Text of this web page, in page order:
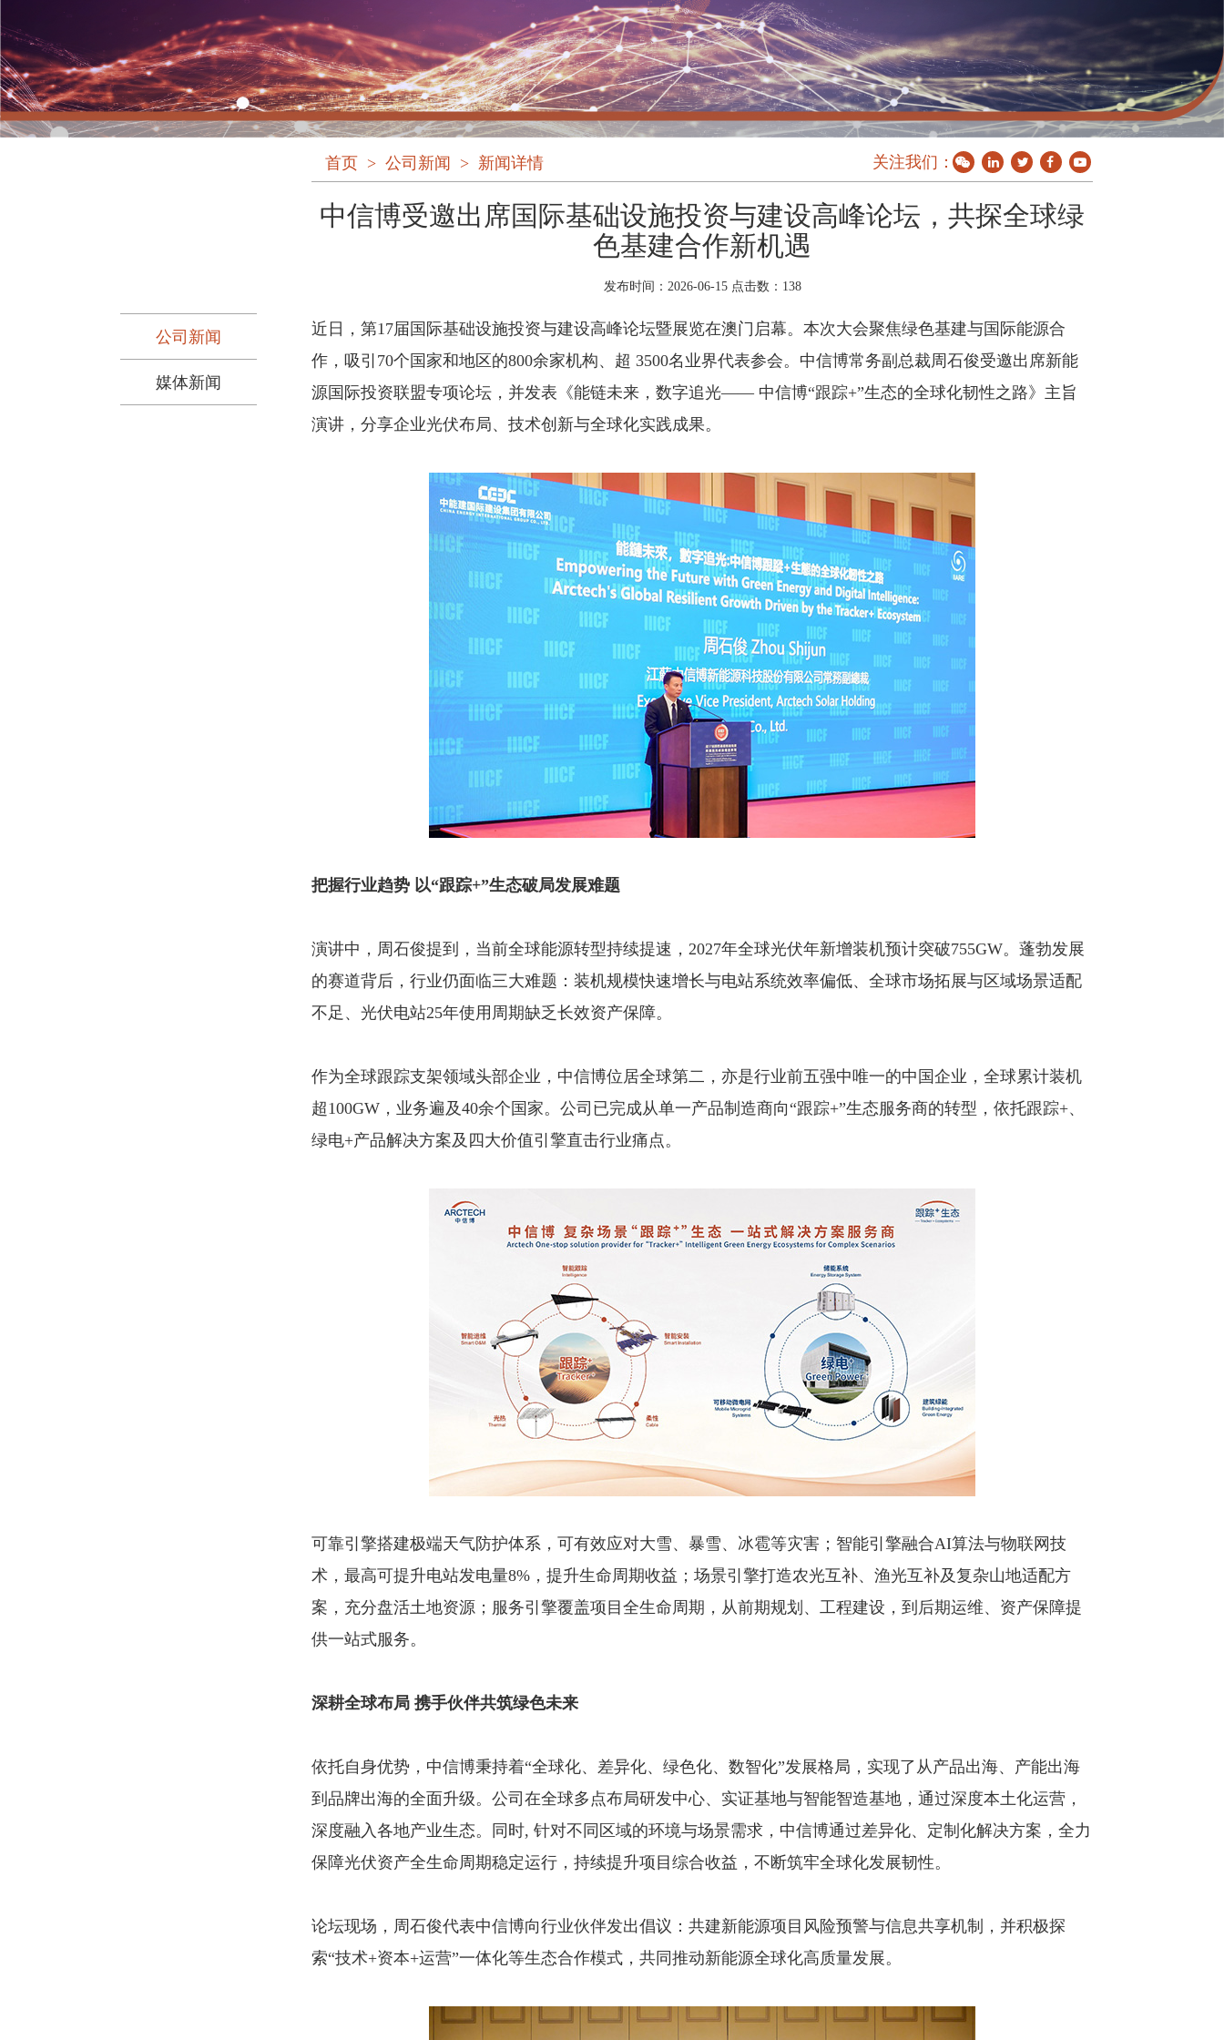
公司新闻
媒体新闻
首页 > 公司新闻 > 新闻详情 关注我们：
中信博受邀出席国际基础设施投资与建设高峰论坛，共探全球绿
色基建合作新机遇
发布时间：2026-06-15 点击数： 138
近日，第17届国际基础设施投资与建设高峰论坛暨展览在澳门启幕。本次大会聚焦绿色基建与国际能源合
作，吸引70个国家和地区的800余家机构、超 3500名业界代表参会。中信博常务副总裁周石俊受邀出席新能
源国际投资联盟专项论坛，并发表《能链未来，数字追光—— 中信博“跟踪+”生态的全球化韧性之路》主旨
演讲，分享企业光伏布局、技术创新与全球化实践成果。
把握行业趋势 以“跟踪+”生态破局发展难题
演讲中，周石俊提到，当前全球能源转型持续提速，2027年全球光伏年新增装机预计突破755GW。蓬勃发展
的赛道背后，行业仍面临三大难题：装机规模快速增长与电站系统效率偏低、全球市场拓展与区域场景适配
不足、光伏电站25年使用周期缺乏长效资产保障。
作为全球跟踪支架领域头部企业，中信博位居全球第二，亦是行业前五强中唯一的中国企业，全球累计装机
超100GW，业务遍及40余个国家。公司已完成从单一产品制造商向“跟踪+”生态服务商的转型，依托跟踪+、
绿电+产品解决方案及四大价值引擎直击行业痛点。
可靠引擎搭建极端天气防护体系，可有效应对大雪、暴雪、冰雹等灾害；智能引擎融合AI算法与物联网技
术，最高可提升电站发电量8%，提升生命周期收益；场景引擎打造农光互补、渔光互补及复杂山地适配方
案，充分盘活土地资源；服务引擎覆盖项目全生命周期，从前期规划、工程建设，到后期运维、资产保障提
供一站式服务。
深耕全球布局 携手伙伴共筑绿色未来
依托自身优势，中信博秉持着“全球化、差异化、绿色化、数智化”发展格局，实现了从产品出海、产能出海
到品牌出海的全面升级。公司在全球多点布局研发中心、实证基地与智能智造基地，通过深度本土化运营，
深度融入各地产业生态。同时, 针对不同区域的环境与场景需求，中信博通过差异化、定制化解决方案，全力
保障光伏资产全生命周期稳定运行，持续提升项目综合收益，不断筑牢全球化发展韧性。
论坛现场，周石俊代表中信博向行业伙伴发出倡议：共建新能源项目风险预警与信息共享机制，并积极探
索“技术+资本+运营”一体化等生态合作模式，共同推动新能源全球化高质量发展。